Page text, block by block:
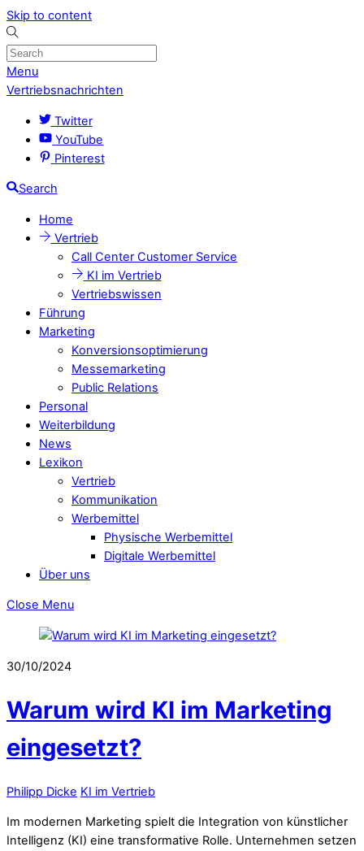
Skip to content
Menu
Vertriebsnachrichten
Twitter
YouTube
Pinterest
Search
Home
Vertrieb
Call Center Customer Service
KI im Vertrieb
Vertriebswissen
Führung
Marketing
Konversionsoptimierung
Messemarketing
Public Relations
Personal
Weiterbildung
News
Lexikon
Vertrieb
Kommunikation
Werbemittel
Physische Werbemittel
Digitale Werbemittel
Über uns
Close Menu
30/10/2024
Warum wird KI im Marketing
eingesetzt?
Philipp Dicke KI im Vertrieb
Im modernen Marketing spielt die Integration von künstlicher
Intelligenz (KI) eine transformative Rolle. Unternehmen setzen